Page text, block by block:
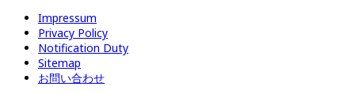
Impressum
Privacy Policy
Notification Duty
Sitemap
お問い合わせ